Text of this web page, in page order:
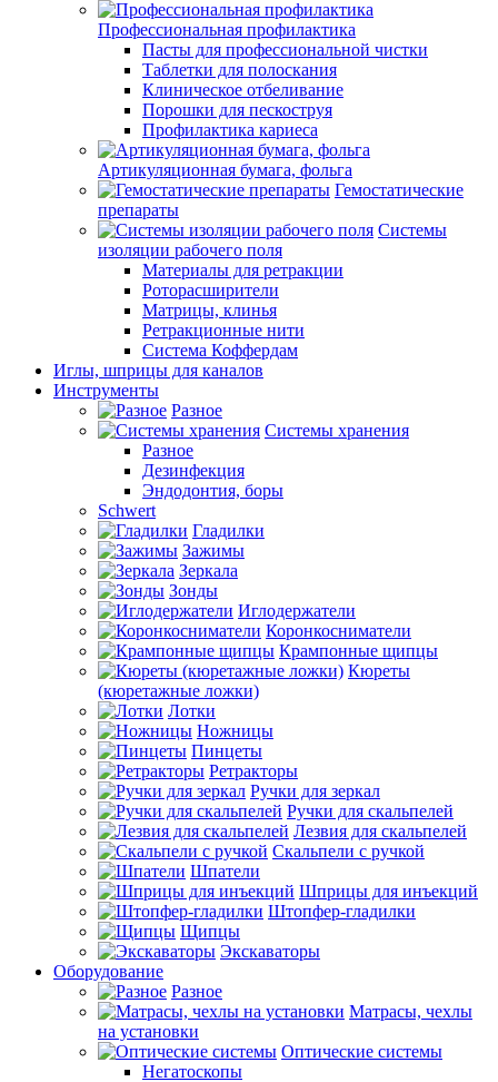
Профессиональная профилактика
Пасты для профессиональной чистки
Таблетки для полоскания
Клиническое отбеливание
Порошки для пескоструя
Профилактика кариеса
Артикуляционная бумага, фольга
Гемостатические
препараты
Системы
изоляции рабочего поля
Материалы для ретракции
Роторасширители
Матрицы, клинья
Ретракционные нити
Система Коффердам
Иглы, шприцы для каналов
Инструменты
Разное
Системы хранения
Разное
Дезинфекция
Эндодонтия, боры
Schwert
Гладилки
Зажимы
Зеркала
Зонды
Иглодержатели
Коронкосниматели
Крампонные щипцы
Кюреты
(кюретажные ложки)
Лотки
Ножницы
Пинцеты
Ретракторы
Ручки для зеркал
Ручки для скальпелей
Лезвия для скальпелей
Скальпели с ручкой
Шпатели
Шприцы для инъекций
Штопфер-гладилки
Щипцы
Экскаваторы
Оборудование
Разное
Матрасы, чехлы
на установки
Оптические системы
Негатоскопы